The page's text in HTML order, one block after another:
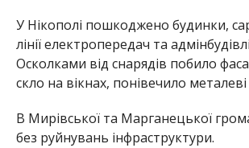
У Нікополі пошкоджено будинки,
лінії електропередач та
Осколками від снарядів побило
скло на вікнах, понівечило
В Мирівської та Марганецької
без руйнувань інфраструктури.